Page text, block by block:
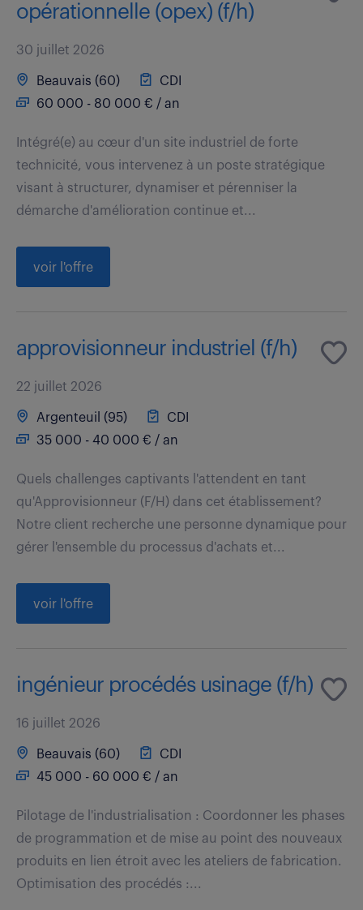
opérationnelle (opex) (f/h)
30 juillet 2026
Beauvais (60)
CDI
60 000 - 80 000 € / an
Intégré(e) au cœur d'un site industriel de forte
technicité, vous intervenez à un poste stratégique
visant à structurer, dynamiser et pérenniser la
démarche d'amélioration continue et...
voir l'offre
approvisionneur industriel (f/h)
22 juillet 2026
Argenteuil (95)
CDI
35 000 - 40 000 € / an
Quels challenges captivants l'attendent en tant
qu'Approvisionneur (F/H) dans cet établissement?
Notre client recherche une personne dynamique pour
gérer l'ensemble du processus d'achats et...
voir l'offre
ingénieur procédés usinage (f/h)
16 juillet 2026
Beauvais (60)
CDI
45 000 - 60 000 € / an
Pilotage de l'industrialisation : Coordonner les phases
de programmation et de mise au point des nouveaux
produits en lien étroit avec les ateliers de fabrication.
Optimisation des procédés :...